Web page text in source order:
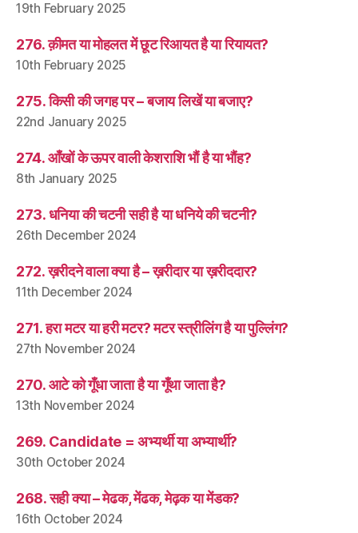
19th February 2025
276. क़ीमत या मोहलत में छूट रिआयत है या रियायत?
10th February 2025
275. किसी की जगह पर – बजाय लिखें या बजाए?
22nd January 2025
274. आँखों के ऊपर वाली केशराशि भौं है या भौंह?
8th January 2025
273. धनिया की चटनी सही है या धनिये की चटनी?
26th December 2024
272. ख़रीदने वाला क्या है – ख़रीदार या ख़रीददार?
11th December 2024
271. हरा मटर या हरी मटर? मटर स्त्रीलिंग है या पुल्लिंग?
27th November 2024
270. आटे को गूँधा जाता है या गूँथा जाता है?
13th November 2024
269. Candidate = अभ्यर्थी या अभ्यार्थी?
30th October 2024
268. सही क्या – मेढक, मेंढक, मेढ़क या मेंडक?
16th October 2024